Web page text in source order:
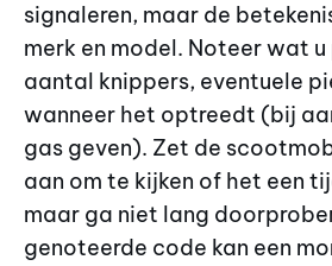
signaleren, maar de
merk en model. Noteer wat
aantal knippers, eventuele
wanneer het optreedt (bij
gas geven). Zet de
aan om te kijken of het een
maar ga niet lang
genoteerde code kan een